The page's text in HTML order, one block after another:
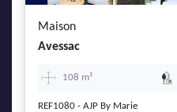
Maison
Avessac
108 m²
REF1080 - AJP By Marie